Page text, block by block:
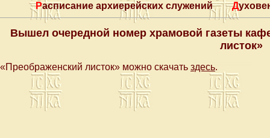
Расписание архиерейских служений
Вышел очередной номер храмовой газеты
листок»
«Преображенский листок» можно скачать здесь.